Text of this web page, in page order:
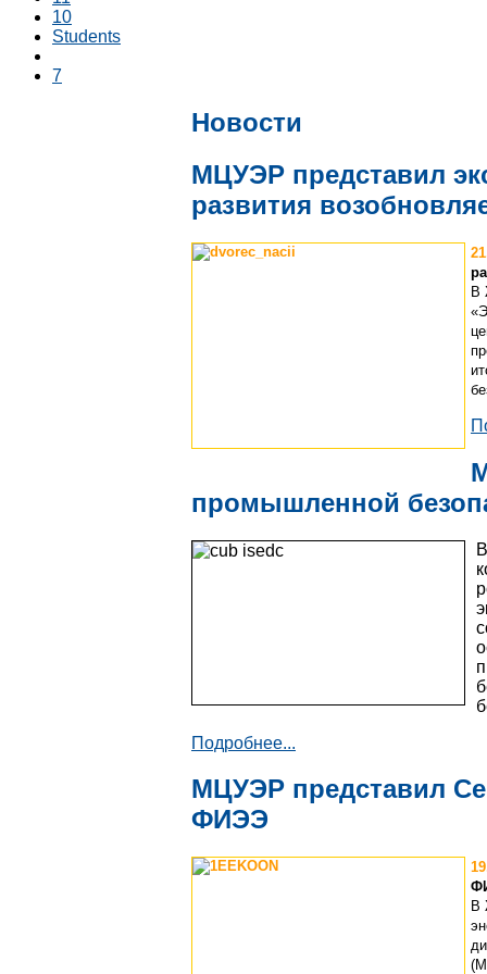
10
Students
7
Новости
МЦУЭР представил
развития
В
промышленной
Подробнее...
МЦУЭР представил
ФИЭЭ
В